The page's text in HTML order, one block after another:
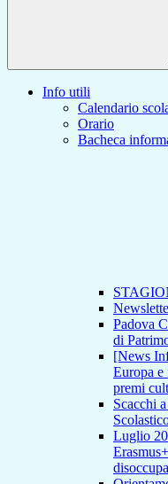
Info utili
Calendario
Orario
Bacheca
Padova
di
[News
Europa
premi
Scacchi
Luglio